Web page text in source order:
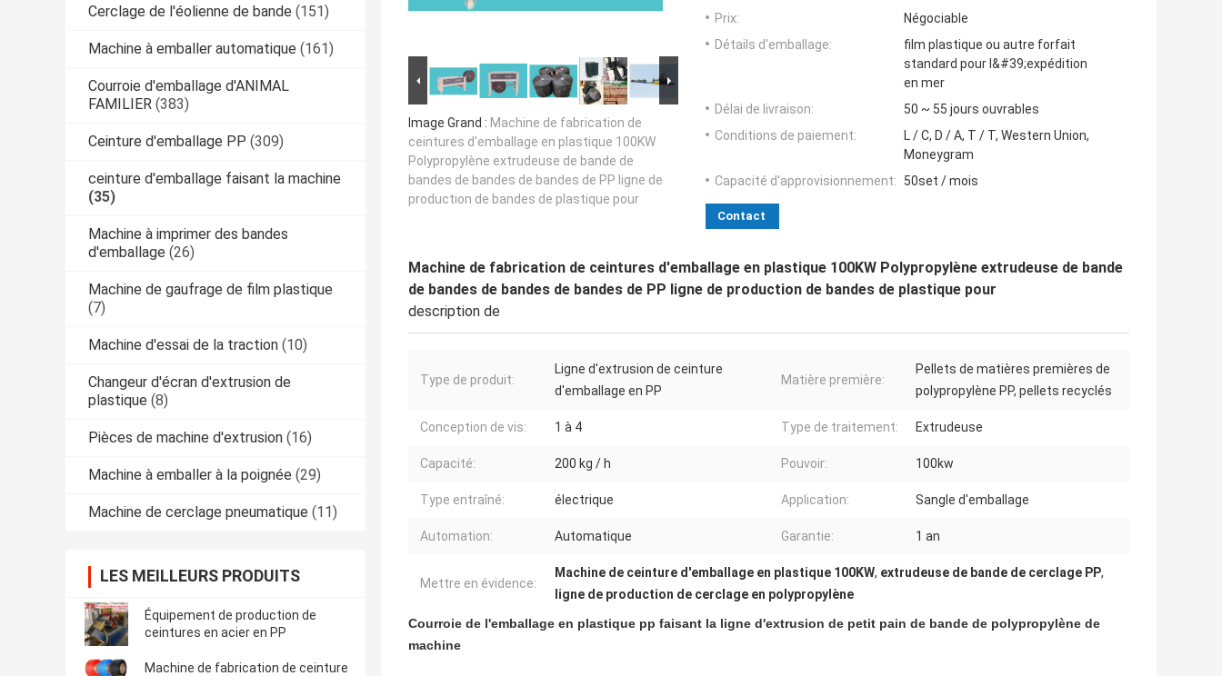
Cerclage de l'éolienne de bande (151)
Machine à emballer automatique (161)
Courroie d'emballage d'ANIMAL
FAMILIER (383)
Ceinture d'emballage PP (309)
ceinture d'emballage faisant la machine
(35)
Machine à imprimer des bandes
d'emballage (26)
Machine de gaufrage de film plastique
(7)
Machine d'essai de la traction (10)
Changeur d'écran d'extrusion de
plastique (8)
Pièces de machine d'extrusion (16)
Machine à emballer à la poignée (29)
Machine de cerclage pneumatique (11)
LES MEILLEURS PRODUITS
Équipement de production de
ceintures en acier en PP
Machine de fabrication de ceinture
Image Grand : Machine de fabrication de
ceintures d'emballage en plastique 100KW
Polypropylène extrudeuse de bande de
bandes de bandes de bandes de PP ligne de
production de bandes de plastique pour
Prix:
Négociable
Détails d'emballage:
film plastique ou autre forfait
standard pour l&#39;expédition
en mer
Délai de livraison:
50 ~ 55 jours ouvrables
Conditions de paiement:
L / C, D / A, T / T, Western Union,
Moneygram
Capacité d'approvisionnement:
50set / mois
Contact
Machine de fabrication de ceintures d'emballage en plastique 100KW Polypropylène extrudeuse de bande
de bandes de bandes de bandes de PP ligne de production de bandes de plastique pour
description de
Type de produit:
Ligne d'extrusion de ceinture
d'emballage en PP
Matière première:
Pellets de matières premières de
polypropylène PP, pellets recyclés
Conception de vis: 1 à 4 Type de traitement: Extrudeuse
Capacité: 200 kg / h Pouvoir: 100kw
Type entraîné: électrique Application: Sangle d'emballage
Automation: Automatique Garantie: 1 an
Mettre en évidence:
Machine de ceinture d'emballage en plastique 100KW, extrudeuse de bande de cerclage PP,
ligne de production de cerclage en polypropylène
Courroie de l'emballage en plastique pp faisant la ligne d'extrusion de petit pain de bande de polypropylène de
machine